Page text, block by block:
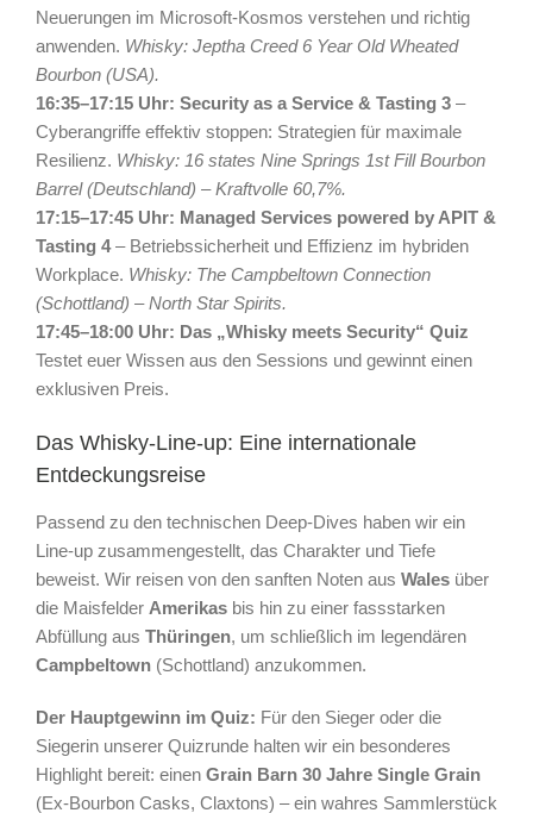
Neuerungen im Microsoft-Kosmos verstehen und richtig
anwenden. Whisky: Jeptha Creed 6 Year Old Wheated
Bourbon (USA).
16:35–17:15 Uhr: Security as a Service & Tasting 3–
Cyberangriffe effektiv stoppen: Strategien für maximale
Resilienz. Whisky: 16 states Nine Springs 1st Fill Bourbon
Barrel (Deutschland) – Kraftvolle 60,7%.
17:15–17:45 Uhr: Managed Services powered by APIT &
Tasting 4– Betriebssicherheit und Effizienz im hybriden
Workplace. Whisky: The Campbeltown Connection
(Schottland) – North Star Spirits.
17:45–18:00 Uhr: Das „Whisky meets Security“ Quiz
Testet euer Wissen aus den Sessions und gewinnt einen
exklusiven Preis.
Das Whisky-Line-up: Eine internationale
Entdeckungsreise
Passend zu den technischen Deep-Dives haben wir ein
Line-up zusammengestellt, das Charakter und Tiefe
beweist. Wir reisen von den sanften Noten aus Walesüber
die Maisfelder Amerikasbis hin zu einer fassstarken
Abfüllung aus Thüringen, um schließlich im legendären
Campbeltown(Schottland) anzukommen.
Der Hauptgewinn im Quiz: Für den Sieger oder die
Siegerin unserer Quizrunde halten wir ein besonderes
Highlight bereit: einen Grain Barn 30 Jahre Single Grain
(Ex-Bourbon Casks, Claxtons) – ein wahres Sammlerstück